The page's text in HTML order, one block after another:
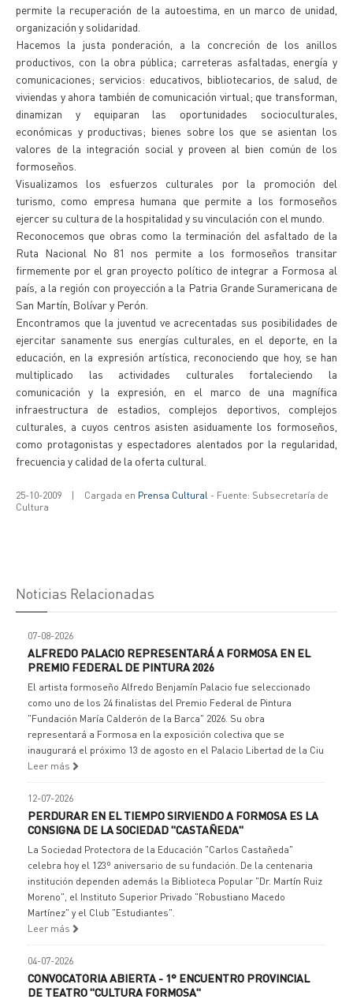
permite la recuperación de la autoestima, en un marco de unidad,
organización y solidaridad.
Hacemos la justa ponderación, a la concreción de los anillos
productivos, con la obra pública; carreteras asfaltadas, energía y
comunicaciones; servicios: educativos, bibliotecarios, de salud, de
viviendas y ahora también de comunicación virtual; que transforman,
dinamizan y equiparan las oportunidades socioculturales,
económicas y productivas; bienes sobre los que se asientan los
valores de la integración social y proveen al bien común de los
formoseños.
Visualizamos los esfuerzos culturales por la promoción del
turismo, como empresa humana que permite a los formoseños
ejercer su cultura de la hospitalidad y su vinculación con el mundo.
Reconocemos que obras como la terminación del asfaltado de la
Ruta Nacional No 81 nos permite a los formoseños transitar
firmemente por el gran proyecto político de integrar a Formosa al
país, a la región con proyección a la Patria Grande Suramericana de
San Martín, Bolívar y Perón.
Encontramos que la juventud ve acrecentadas sus posibilidades de
ejercitar sanamente sus energías culturales, en el deporte, en la
educación, en la expresión artística, reconociendo que hoy, se han
multiplicado las actividades culturales fortaleciendo la
comunicación y la expresión, en el marco de una magnífica
infraestructura de estadios, complejos deportivos, complejos
culturales, a cuyos centros asisten asiduamente los formoseños,
como protagonistas y espectadores alentados por la regularidad,
frecuencia y calidad de la oferta cultural.
25-10-2009 | Cargada en Prensa Cultural - Fuente: Subsecretaría de
Cultura
Noticias Relacionadas
07-08-2026
ALFREDO PALACIO REPRESENTARÁ A FORMOSA EN EL
PREMIO FEDERAL DE PINTURA 2026
El artista formoseño Alfredo Benjamín Palacio fue seleccionado
como uno de los 24 finalistas del Premio Federal de Pintura
"Fundación María Calderón de la Barca" 2026. Su obra
representará a Formosa en la exposición colectiva que se
inaugurará el próximo 13 de agosto en el Palacio Libertad de la Ciu
Leer más
12-07-2026
PERDURAR EN EL TIEMPO SIRVIENDO A FORMOSA ES LA
CONSIGNA DE LA SOCIEDAD "CASTAÑEDA"
La Sociedad Protectora de la Educación "Carlos Castañeda"
celebra hoy el 123º aniversario de su fundación. De la centenaria
institución dependen además la Biblioteca Popular "Dr. Martín Ruiz
Moreno", el Instituto Superior Privado "Robustiano Macedo
Martínez" y el Club "Estudiantes".
Leer más
04-07-2026
CONVOCATORIA ABIERTA - 1° ENCUENTRO PROVINCIAL
DE TEATRO "CULTURA FORMOSA"